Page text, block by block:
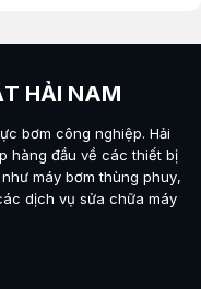
HẢI NAM
bơm công nghiệp. Hải
hàng đầu về các thiết bị
máy bơm thùng phuy,
dịch vụ sửa chữa máy